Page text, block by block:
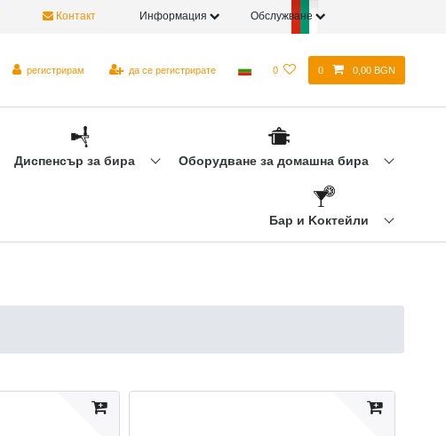
Контакт Информация Обслужване
регистрирам да се регистрирате 0 0 0,00 BGN
Диспенсър за бира Оборудване за домашна бира
Бар и Kоктейли